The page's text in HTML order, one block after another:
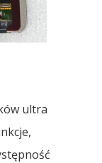
ultra